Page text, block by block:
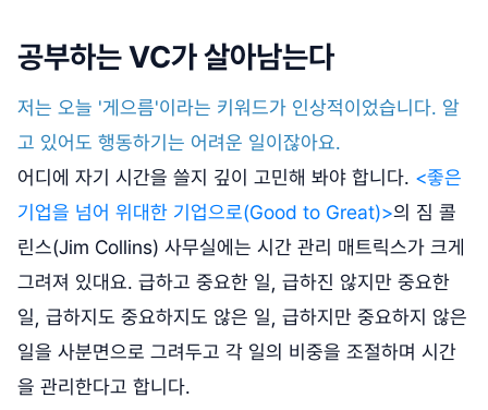
공부하는 VC가 살아남는다
저는 오늘 '게으름'이라는 키워드가 인상적이었습니다. 알
고 있어도 행동하기는 어려운 일이잖아요.
어디에 자기 시간을 쓸지 깊이 고민해 봐야 합니다. <좋은
기업을 넘어 위대한 기업으로(Good to Great)>의 짐 콜
린스(Jim Collins) 사무실에는 시간 관리 매트릭스가 크게
그려져 있대요. 급하고 중요한 일, 급하진 않지만 중요한
일, 급하지도 중요하지도 않은 일, 급하지만 중요하지 않은
일을 사분면으로 그려두고 각 일의 비중을 조절하며 시간
을 관리한다고 합니다.